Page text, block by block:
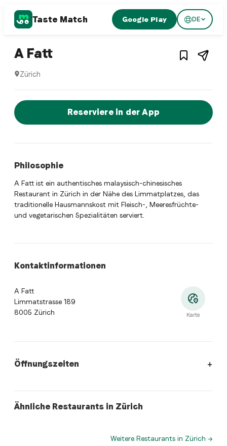
Taste Match Google Play DE
Asian fusion restaurant 1 3
A Fatt– Restaurant in Zürich
Zürich
Jetzt sofort einen Tisch
Reserviere in der App
Philosophie
A Fatt ist ein authentisches malaysisch-chinesisches
Restaurant in Zürich in der Nähe des Limmatplatzes, das
traditionelle Hausmannskost mit Fleisch-, Meeresfrüchte-
und vegetarischen Spezialitäten serviert.
Kontaktinformationen
A Fatt
Limmatstrasse 189
8005 Zürich
Karte
Öffnungszeiten
Ähnliche Restaurants in Zürich
vietnamese
La Lup Asian Kitchen
indian
Swaad
Weitere Restaurants in Zürich →